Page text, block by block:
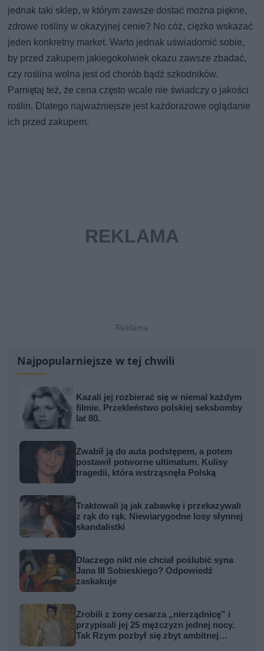
jednak taki sklep, w którym zawsze dostać można piękne,
zdrowe rośliny w okazyjnej cenie? No cóż, ciężko wskazać
jeden konkretny market. Warto jednak uświadomić sobie,
by przed zakupem jakiegokolwiek okazu zawsze zbadać,
czy roślina wolna jest od chorób bądź szkodników.
Pamiętaj też, że cena często wcale nie świadczy o jakości
roślin. Dlatego najważniejsze jest każdorazowe oglądanie
ich przed zakupem.
Najpopularniejsze w tej chwili
Kazali jej rozbierać się w niemal każdym
filmie. Przekleństwo polskiej seksbomby
lat 80.
Zwabił ją do auta podstępem, a potem
postawił potworne ultimatum. Kulisy
tragedii, która wstrząsnęła Polską
Traktowali ją jak zabawkę i przekazywali
z rąk do rąk. Niewiarygodne losy słynnej
skandalistki
Dlaczego nikt nie chciał poślubić syna
Jana III Sobieskiego? Odpowiedź
zaskakuje
Zrobili z żony cesarza „nierządnicę” i
przypisali jej 25 mężczyzn jednej nocy.
Tak Rzym pozbył się zbyt ambitnej